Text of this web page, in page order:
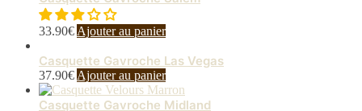
33.90€ Ajouter au panier
Casquette Gavroche Las Vegas
37.90€ Ajouter au panier
Casquette Gavroche Midland